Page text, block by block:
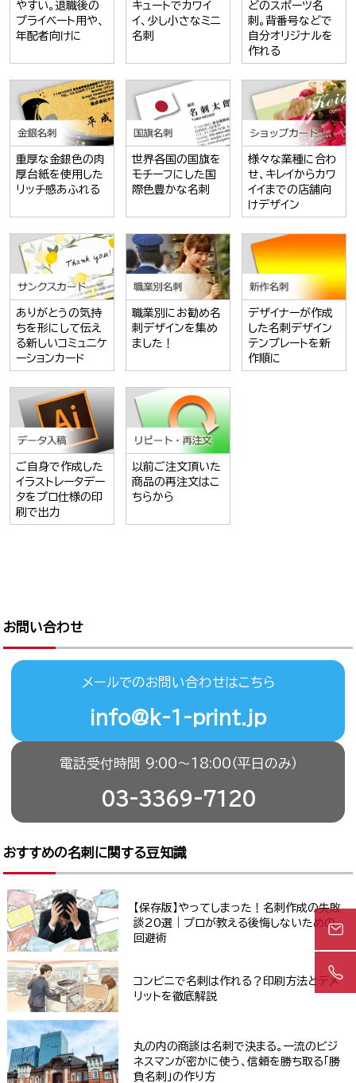
やすい。退職後の
プライベート用や、
年配者向けに
キュートでカワイ
イ、少し小さなミニ
名刺
どのスポーツ名
刺。背番号などで
自分オリジナルを
作れる
重厚な金銀色の肉
厚台紙を使用した
リッチ感あふれる
世界各国の国旗を
モチーフにした国
際色豊かな名刺
様々な業種に合わ
せ、キレイからカワ
イイまでの店舗向
けデザイン
ありがとうの気持
ちを形にして伝え
る新しいコミュニケ
ーションカード
職業別にお勧め名
刺デザインを集め
ました！
デザイナーが作成
した名刺デザイン
テンプレートを新
作順に
ご自身で作成した
イラストレータデー
タをプロ仕様の印
刷で出力
以前ご注文頂いた
商品の再注文はこ
ちらから
お問い合わせ
メールでのお問い合わせはこちら
info@k-1-print.jp
電話受付時間 9:00〜18:00（平日のみ）
03-3369-7120
おすすめの名刺に関する豆知識
【保存版】やってしまった！名刺作成の失敗
談20選｜プロが教える後悔しないための
回避術
コンビニで名刺は作れる？印刷方法とデメ
リットを徹底解説
丸の内の商談は名刺で決まる。一流のビジ
ネスマンが密かに使う、信頼を勝ち取る「勝
負名刺」の作り方